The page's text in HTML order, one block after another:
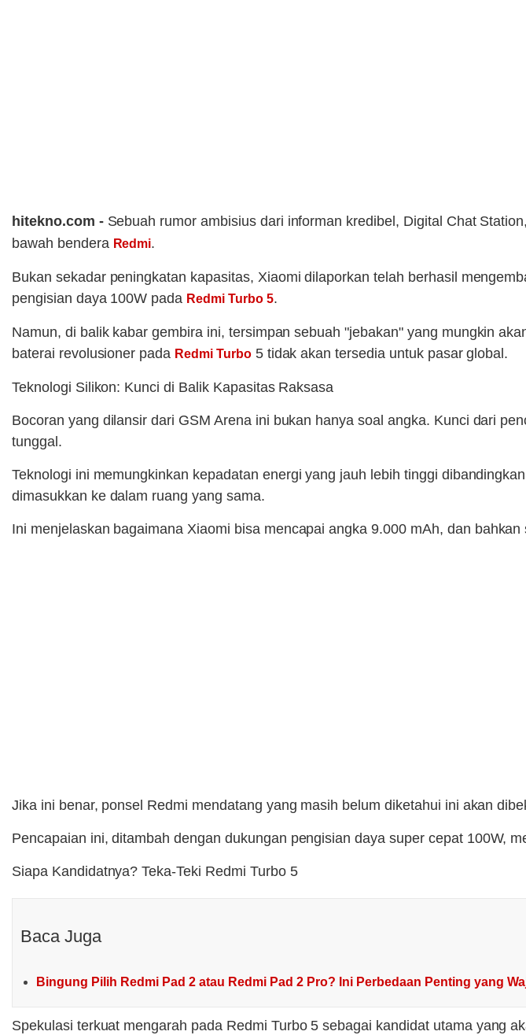
hitekno.com - Sebuah rumor ambisius dari informan kredibel, Digital Chat
bawah bendera Redmi.
Bukan sekadar peningkatan kapasitas, Xiaomi dilaporkan telah berhasil
pengisian daya 100W pada Redmi Turbo 5.
Namun, di balik kabar gembira ini, tersimpan sebuah "jebakan" yang mungkin
baterai revolusioner pada Redmi Turbo5 tidak akan tersedia untuk pasar global.
Teknologi Silikon: Kunci di Balik Kapasitas Raksasa
Bocoran yang dilansir dari GSM Arena ini bukan hanya soal angka. Kunci dari
tunggal.
Teknologi ini memungkinkan kepadatan energi yang jauh lebih tinggi
dimasukkan ke dalam ruang yang sama.
Ini menjelaskan bagaimana Xiaomi bisa mencapai angka 9.000 mAh, dan
Jika ini benar, ponsel Redmi mendatang yang masih belum diketahui ini akan
Pencapaian ini, ditambah dengan dukungan pengisian daya super cepat 100W,
Siapa Kandidatnya? Teka-Teki Redmi Turbo 5
Baca Juga
Bingung Pilih Redmi Pad 2 atau Redmi Pad 2 Pro? Ini Perbedaan Penting yang
Spekulasi terkuat mengarah pada Redmi Turbo 5 sebagai kandidat utama yang